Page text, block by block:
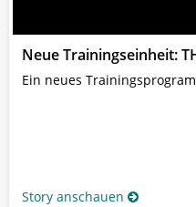
Neue Trainingseinheit:
Ein neues
Story anschauen